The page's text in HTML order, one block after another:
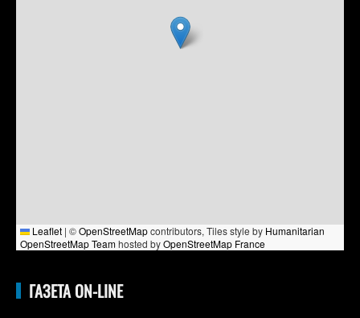
Leaflet | ©OpenStreetMapcontributors, Tiles style by Humanitarian
OpenStreetMap Teamhosted byOpenStreetMap France
ГАЗЕТА ON-LINE